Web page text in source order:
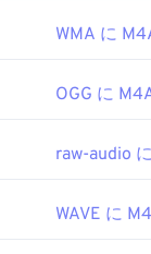
WMA に
OGG に
raw-audio
WAVE に